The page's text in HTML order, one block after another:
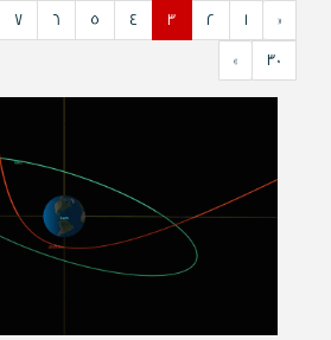
«
1
2
3
4
5
6
7
30
»